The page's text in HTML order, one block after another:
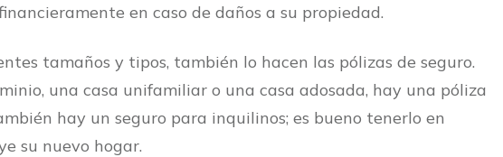
en caso de daños a su propiedad.
tamaños y tipos, también lo hacen las pólizas de seguro.
una casa unifamiliar o una casa adosada, hay una póliza
hay un seguro para inquilinos; es bueno tenerlo en
su nuevo hogar.